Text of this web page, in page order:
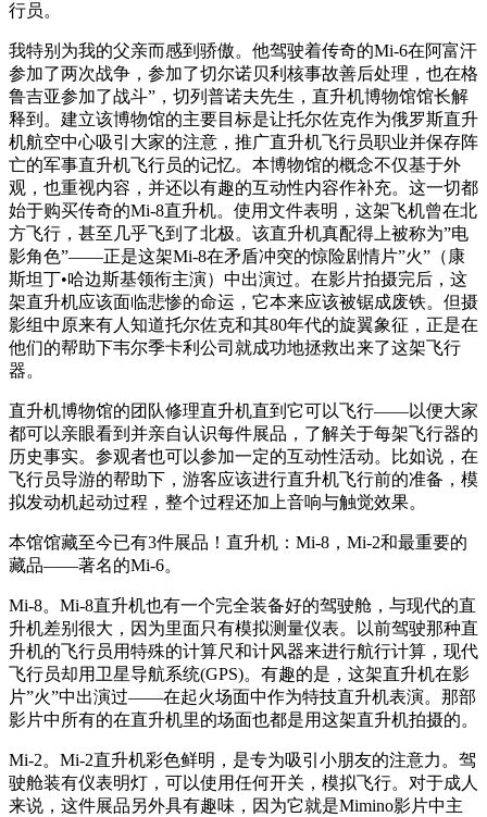
行员。
我特别为我的父亲而感到骄傲。他驾驶着传奇的Mi-6在阿富汗
参加了两次战争，参加了切尔诺贝利核事故善后处理，也在格
鲁吉亚参加了战斗”，切列普诺夫先生，直升机博物馆馆长解
释到。建立该博物馆的主要目标是让托尔佐克作为俄罗斯直升
机航空中心吸引大家的注意，推广直升机飞行员职业并保存阵
亡的军事直升机飞行员的记忆。本博物馆的概念不仅基于外
观，也重视内容，并还以有趣的互动性内容作补充。这一切都
始于购买传奇的Mi-8直升机。使用文件表明，这架飞机曾在北
方飞行，甚至几乎飞到了北极。该直升机真配得上被称为”电
影角色”——正是这架Mi-8在矛盾冲突的惊险剧情片”火”（康
斯坦丁•哈边斯基领衔主演）中出演过。在影片拍摄完后，这
架直升机应该面临悲惨的命运，它本来应该被锯成废铁。但摄
影组中原来有人知道托尔佐克和其80年代的旋翼象征，正是在
他们的帮助下韦尔季卡利公司就成功地拯救出来了这架飞行
器。
直升机博物馆的团队修理直升机直到它可以飞行——以便大家
都可以亲眼看到并亲自认识每件展品，了解关于每架飞行器的
历史事实。参观者也可以参加一定的互动性活动。比如说，在
飞行员导游的帮助下，游客应该进行直升机飞行前的准备，模
拟发动机起动过程，整个过程还加上音响与触觉效果。
本馆馆藏至今已有3件展品！直升机：Mi-8，Mi-2和最重要的
藏品——著名的Mi-6。
Mi-8。Mi-8直升机也有一个完全装备好的驾驶舱，与现代的直
升机差别很大，因为里面只有模拟测量仪表。以前驾驶那种直
升机的飞行员用特殊的计算尺和计风器来进行航行计算，现代
飞行员却用卫星导航系统(GPS)。有趣的是，这架直升机在影
片”火”中出演过——在起火场面中作为特技直升机表演。那部
影片中所有的在直升机里的场面也都是用这架直升机拍摄的。
Mi-2。Mi-2直升机彩色鲜明，是专为吸引小朋友的注意力。驾
驶舱装有仪表明灯，可以使用任何开关，模拟飞行。对于成人
来说，这件展品另外具有趣味，因为它就是Mimino影片中主